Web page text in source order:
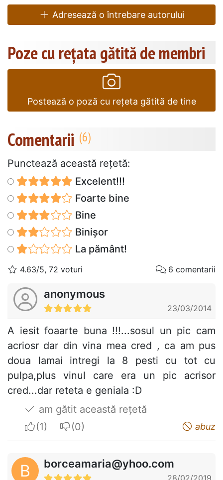
Adresează o întrebare autorului
Poze cu rețata gătită de membri
Postează o poză cu rețeta gătită de tine
Comentarii
Punctează această reţetă:
Excelent!!!
Foarte bine
Bine
Binișor
La pământ!
4.63/5, 72 voturi 6 comentarii
anonymous
23/03/2014
A iesit foaarte buna !!!...sosul un pic cam
acriosr dar din vina mea cred , ca am pus
doua lamai intregi la 8 pesti cu tot cu
pulpa,plus vinul care era un pic acrisor
cred...dar reteta e geniala :D
am gătit această rețetă
I apreciateI do not appreciate abuz
B borceamaria@yhoo.com
28/02/2019